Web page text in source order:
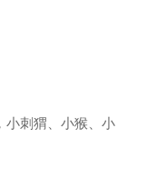
小刺猬、小猴、小